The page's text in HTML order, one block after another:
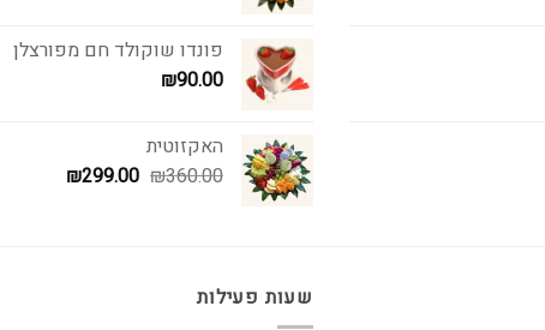
₪340.00.
₪289.00.
פונדו שוקולד חם מפורצלן
₪90.00
האקזוטית
₪360.00
המחיר ₪299.00 המחיר
שעות פעילות